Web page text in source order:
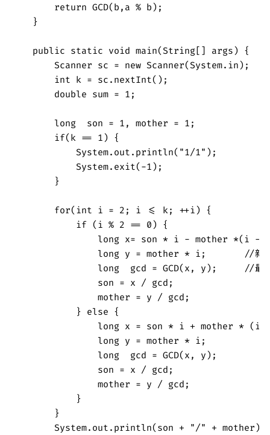
        return GCD(b,a % b);
    }
    public static void main(String[] args) {
        Scanner sc = new Scanner(System.in);
        int k = sc.nextInt();
        double sum = 1;
        long  son = 1, mother = 1;
        if(k == 1) {
            System.out.println("1/1");
            System.exit(-1);
        }
        for(int i = 2; i <= k; ++i) {
            if (i % 2 == 0) {
long x= son * i - mother *(i -
long y = mother * i;       //新
long  gcd = GCD(x, y);     //最
                son = x / gcd;
                mother = y / gcd;
            } else {
long x = son * i + mother * (i
                long y = mother * i;
                long  gcd = GCD(x, y);
                son = x / gcd;
                mother = y / gcd;
            }
        }
        System.out.println(son + "/" + mother);